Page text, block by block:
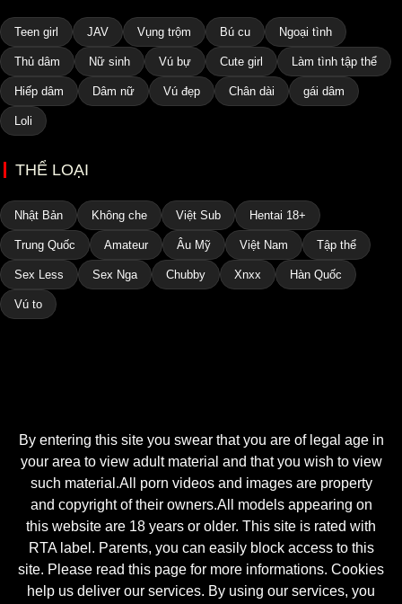
Teen girl JAV Vụng trộm Bú cu Ngoại tình
Thủ dâm Nữ sinh Vú bự Cute girl Làm tình tập thể
Hiếp dâm Dâm nữ Vú đẹp Chân dài gái dâm
Loli
THỂ LOẠI
Nhật Bản Không che Việt Sub Hentai 18+
Trung Quốc Amateur Âu Mỹ Việt Nam Tập thể
Sex Less Sex Nga Chubby Xnxx Hàn Quốc
Vú to
By entering this site you swear that you are of legal age in
your area to view adult material and that you wish to view
such material.All porn videos and images are property
and copyright of their owners.All models appearing on
this website are 18 years or older. This site is rated with
RTA label. Parents, you can easily block access to this
site. Please read this page for more informations. Cookies
help us deliver our services. By using our services, you